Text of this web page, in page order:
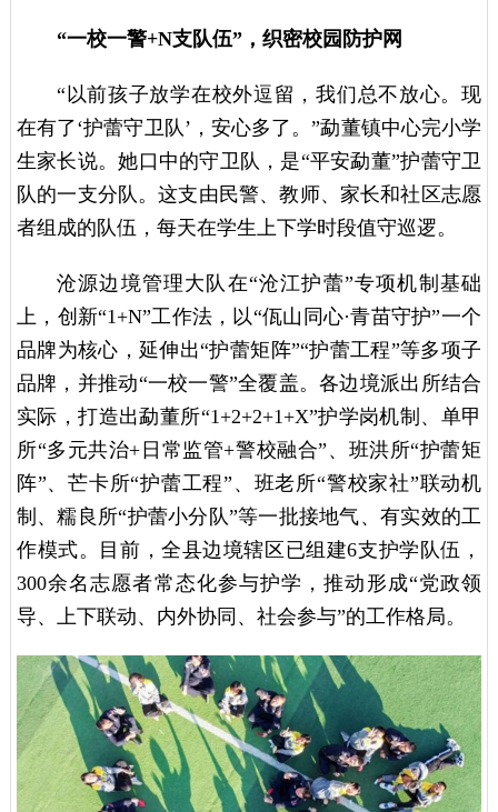
“一校一警+N支队伍”，织密校园防护网
“以前孩子放学在校外逗留，我们总不放心。现
在有了‘护蕾守卫队’，安心多了。”勐董镇中心完小学
生家长说。她口中的守卫队，是“平安勐董”护蕾守卫
队的一支分队。这支由民警、教师、家长和社区志愿
者组成的队伍，每天在学生上下学时段值守巡逻。
沧源边境管理大队在“沧江护蕾”专项机制基础
上，创新“1+N”工作法，以“佤山同心·青苗守护”一个
品牌为核心，延伸出“护蕾矩阵”“护蕾工程”等多项子
品牌，并推动“一校一警”全覆盖。各边境派出所结合
实际，打造出勐董所“1+2+2+1+X”护学岗机制、单甲
所“多元共治+日常监管+警校融合”、班洪所“护蕾矩
阵”、芒卡所“护蕾工程”、班老所“警校家社”联动机
制、糯良所“护蕾小分队”等一批接地气、有实效的工
作模式。目前，全县边境辖区已组建6支护学队伍，
300余名志愿者常态化参与护学，推动形成“党政领
导、上下联动、内外协同、社会参与”的工作格局。